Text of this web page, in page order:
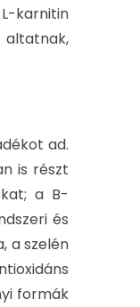
karnitin
ad.
is részt
a B-
és
a szelén
formák